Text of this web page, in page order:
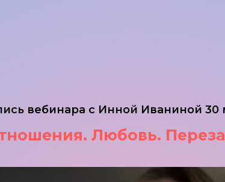
вебинара с Инной Иваниной 30
Любовь.